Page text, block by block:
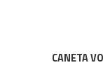
CANETA